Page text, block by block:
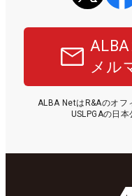
メル
ALBA NetはR&Aのオフ
USLPGAの日